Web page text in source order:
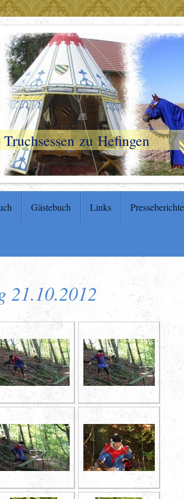
Truchsessen zu Hefingen
Gästebuch Links Presseberichte
21.10.2012